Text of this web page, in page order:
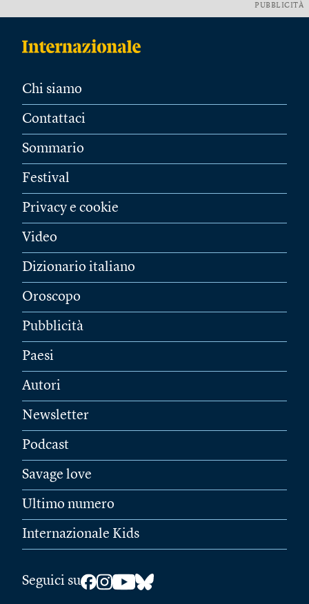
PUBBLICITÀ
Chi siamo
Contattaci
Sommario
Festival
Privacy e cookie
Video
Dizionario italiano
Oroscopo
Pubblicità
Paesi
Autori
Newsletter
Podcast
Savage love
Ultimo numero
Internazionale Kids
Seguici su